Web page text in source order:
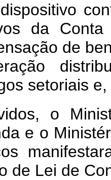
da
de
setoriais
o
e o
de Lei de